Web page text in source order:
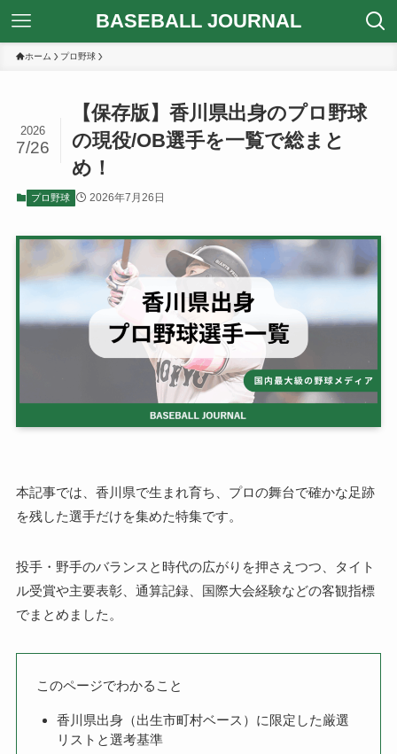
BASEBALL JOURNAL
ホーム プロ野球
【保存版】香川県出身のプロ野球
の現役/OB選手を一覧で総まと
め！
2026
7/26
プロ野球 2026年7月26日
本記事では、香川県で生まれ育ち、プロの舞台で確かな足跡
を残した選手だけを集めた特集です。
投手・野手のバランスと時代の広がりを押さえつつ、タイト
ル受賞や主要表彰、通算記録、国際大会経験などの客観指標
でまとめました。
このページでわかること
香川県出身（出生市町村ベース）に限定した厳選
リストと選考基準